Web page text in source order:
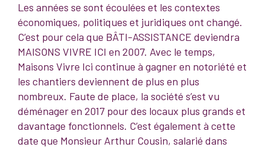
Les années se sont écoulées et les contextes
économiques, politiques et juridiques ont changé.
C’est pour cela que BÂTI-ASSISTANCE deviendra
MAISONS VIVRE ICI en 2007. Avec le temps,
Maisons Vivre Ici continue à gagner en notoriété et
les chantiers deviennent de plus en plus
nombreux. Faute de place, la société s’est vu
déménager en 2017 pour des locaux plus grands et
davantage fonctionnels. C’est également à cette
date que Monsieur Arthur Cousin, salarié dans